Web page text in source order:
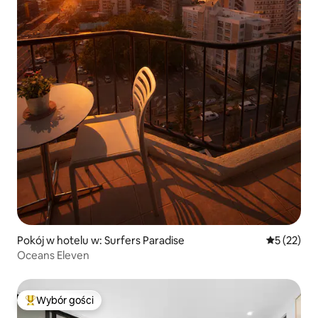
Pokój w hotelu w: Surfers Paradise Średnia
5 (22)
Oceans Eleven
Najpopularniejsze z kategorii Wybór gości
Wybór gości